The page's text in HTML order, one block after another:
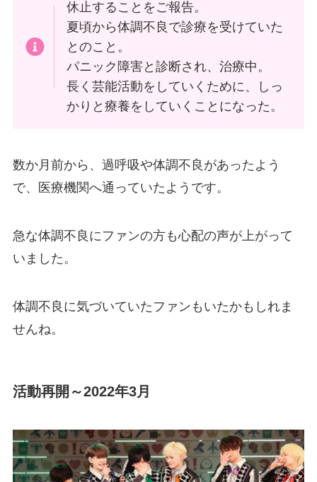
休止することをご報告。
夏頃から体調不良で診療を受けていた
とのこと。
パニック障害と診断され、治療中。
長く芸能活動をしていくために、しっ
かりと療養をしていくことになった。
数か月前から、過呼吸や体調不良があったよう
で、医療機関へ通っていたようです。
急な体調不良にファンの方も心配の声が上がって
いました。
体調不良に気づいていたファンもいたかもしれま
せんね。
活動再開～2022年3月